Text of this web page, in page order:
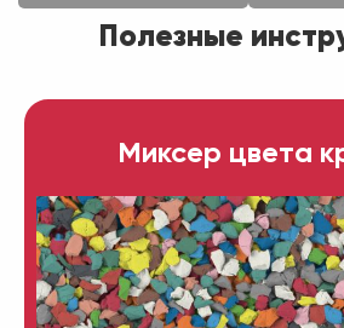
Полезные
Миксер цвета